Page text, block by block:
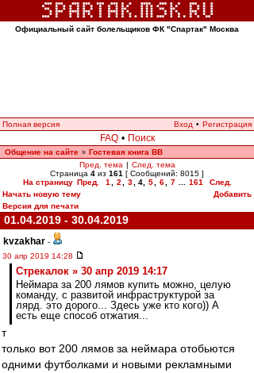
Официальный сайт болельщиков ФК "Спартак" Москва
Полная версия Вход • Регистрация
FAQ • Поиск
Общение на сайте » Гостевая книга ВВ
Пред. тема | След. тема
Страница 4 из 161 [ Сообщений: 8015 ]
На страницу Пред. 1 2 3 4, 5 6 7 161
След.
Начать новую тему
Добавить
Версия для печати
01.04.2019 - 30.04.2019
kvzakhar -
30 апр 2019 14:28
Стрекалок » 30 апр 2019 14:17
Неймара за 200 лямов купить можно, целую
команду, с развитой инфраструктурой за
лярд. это дорого... Здесь уже кто кого)) А
есть еще способ отжатия...
т
только вот 200 лямов за неймара отобьются
одними футболками и новыми рекламными